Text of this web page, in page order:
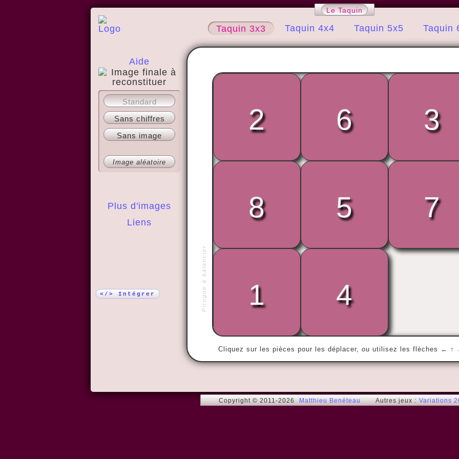
Le Taquin
Taquin 3x3 Taquin 4x4 Taquin 5x5 Taquin
Aide
A propos
Plus d'images
Liens
Standard
Sans chiffres
Sans image
Image aléatoire
</> Intégrer Pirogue à balancier
Cliquez sur les pièces pour les déplacer, ou utilisez les flèches ← ↑
« Quoi de neuf, docteur ? »
2 6 3
8 5 7
1 4
Copyright © 2011-2026 Matthieu Benéteau Autres jeux : Variations